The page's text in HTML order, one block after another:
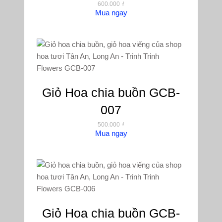
600.000 ₫
Mua ngay
Giỏ Hoa chia buồn GCB-
007
500.000 ₫
Mua ngay
Giỏ Hoa chia buồn GCB-